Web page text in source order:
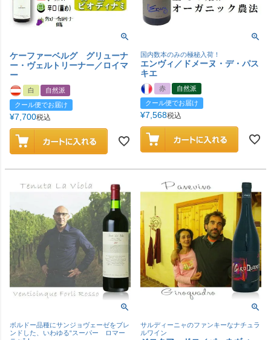
ケーファーベルグ グリューナ
ー・ヴェルトリーナー／ロイマ
ー
白
自然派
クール便でお届け
¥7,700税込
国内数本のみの極秘入荷！
エンヴィ／ドメーヌ・デ・パス
キエ
赤
自然派
クール便でお届け
¥7,568税込
ボルドー品種にサンジョヴェーゼをブレ
ンドした、いわゆる“スーパー ロマー
サルディーニャのファンキーなナチュラ
ルワイン